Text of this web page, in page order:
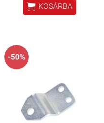
 KOSÁRBA
-50%